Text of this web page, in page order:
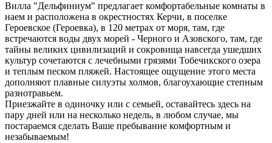
Вилла "Дельфиниум" предлагает комфортабельные комнаты в
наем и расположена в окрестностях Керчи, в поселке
Героевское (Героевка), в 120 метрах от моря, там, где
встречаются воды двух морей - Черного и Азовского, там, где
тайны великих цивилизаций и сокровища навсегда ушедших
культур сочетаются с лечебными грязями Тобечикского озера
и теплым песком пляжей. Настоящее ощущение этого места
дополняют плавные силуэты холмов, благоухающие степным
разнотравьем.
Приезжайте в одиночку или с семьей, оставайтесь здесь на
пару дней или на несколько недель, в любом случае, мы
постараемся сделать Ваше пребывание комфортным и
незабываемым!